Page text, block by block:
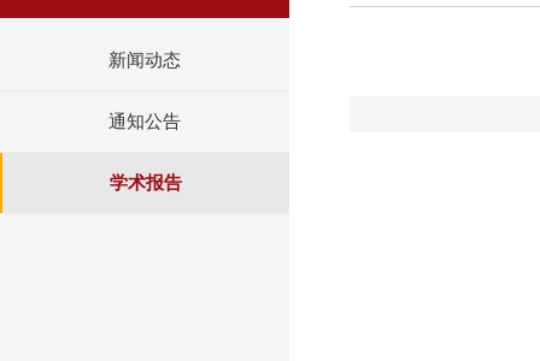
新闻动态
通知公告
学术报告